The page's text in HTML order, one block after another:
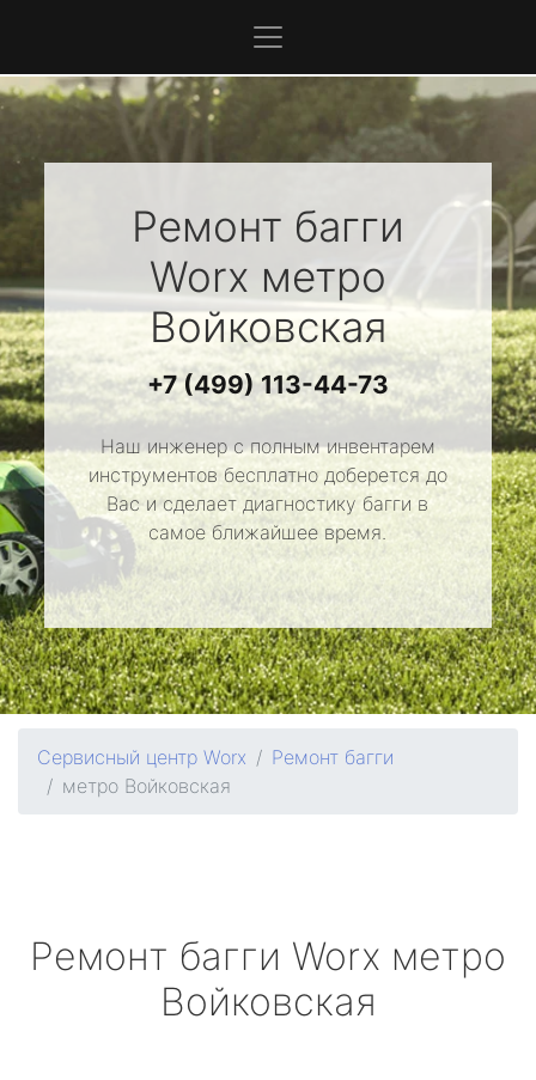
Ремонт багги
Worx метро
Войковская
+7 (499) 113-44-73
Наш инженер с полным инвентарем
инструментов бесплатно доберется до
Вас и сделает диагностику багги в
самое ближайшее время.
Сервисный центр Worx
Ремонт багги
метро Войковская
Ремонт багги Worx метро
Войковская